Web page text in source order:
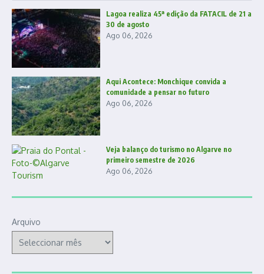
Lagoa realiza 45ª edição da FATACIL de 21 a
30 de agosto
Ago 06, 2026
Aqui Acontece: Monchique convida a
comunidade a pensar no futuro
Ago 06, 2026
Veja balanço do turismo no Algarve no
primeiro semestre de 2026
Ago 06, 2026
Arquivo